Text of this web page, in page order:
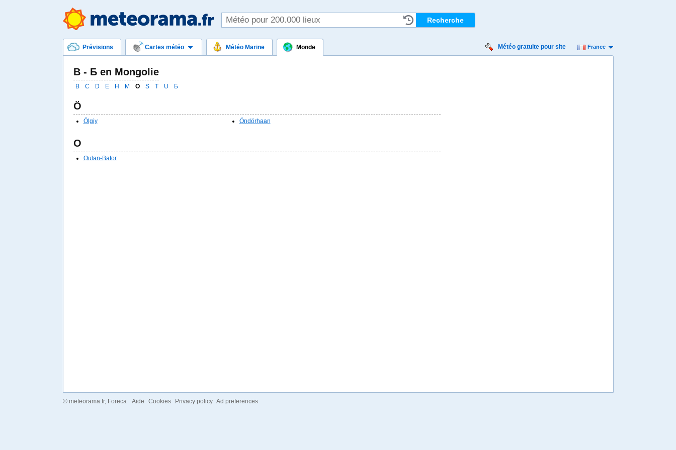
Prévisions Cartes météo Météo Marine Monde Météo gratuite pour site France
B - Б en Mongolie
B C D E H M O S T U Б
Ö
Ölgiy Öndörhaan
O
Oulan-Bator
© meteorama.fr, Foreca Aide Cookies Privacy policy Ad preferences